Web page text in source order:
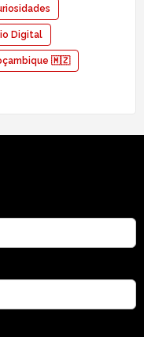
Digital
🇲🇿